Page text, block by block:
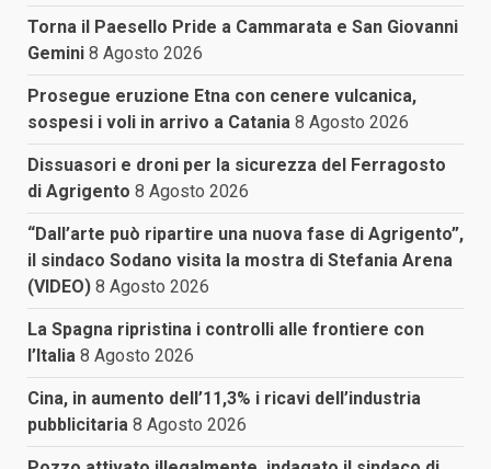
Torna il Paesello Pride a Cammarata e San Giovanni
Gemini 8 Agosto 2026
Prosegue eruzione Etna con cenere vulcanica,
sospesi i voli in arrivo a Catania 8 Agosto 2026
Dissuasori e droni per la sicurezza del Ferragosto
di Agrigento 8 Agosto 2026
“Dall’arte può ripartire una nuova fase di Agrigento”,
il sindaco Sodano visita la mostra di Stefania Arena
(VIDEO) 8 Agosto 2026
La Spagna ripristina i controlli alle frontiere con
l’Italia 8 Agosto 2026
Cina, in aumento dell’11,3% i ricavi dell’industria
pubblicitaria 8 Agosto 2026